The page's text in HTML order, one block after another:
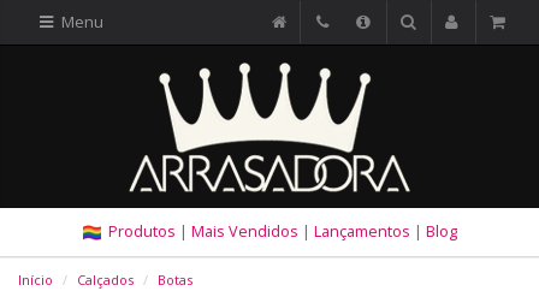
Menu
Produtos | Mais Vendidos | Lançamentos | Blog
Início Calçados Botas